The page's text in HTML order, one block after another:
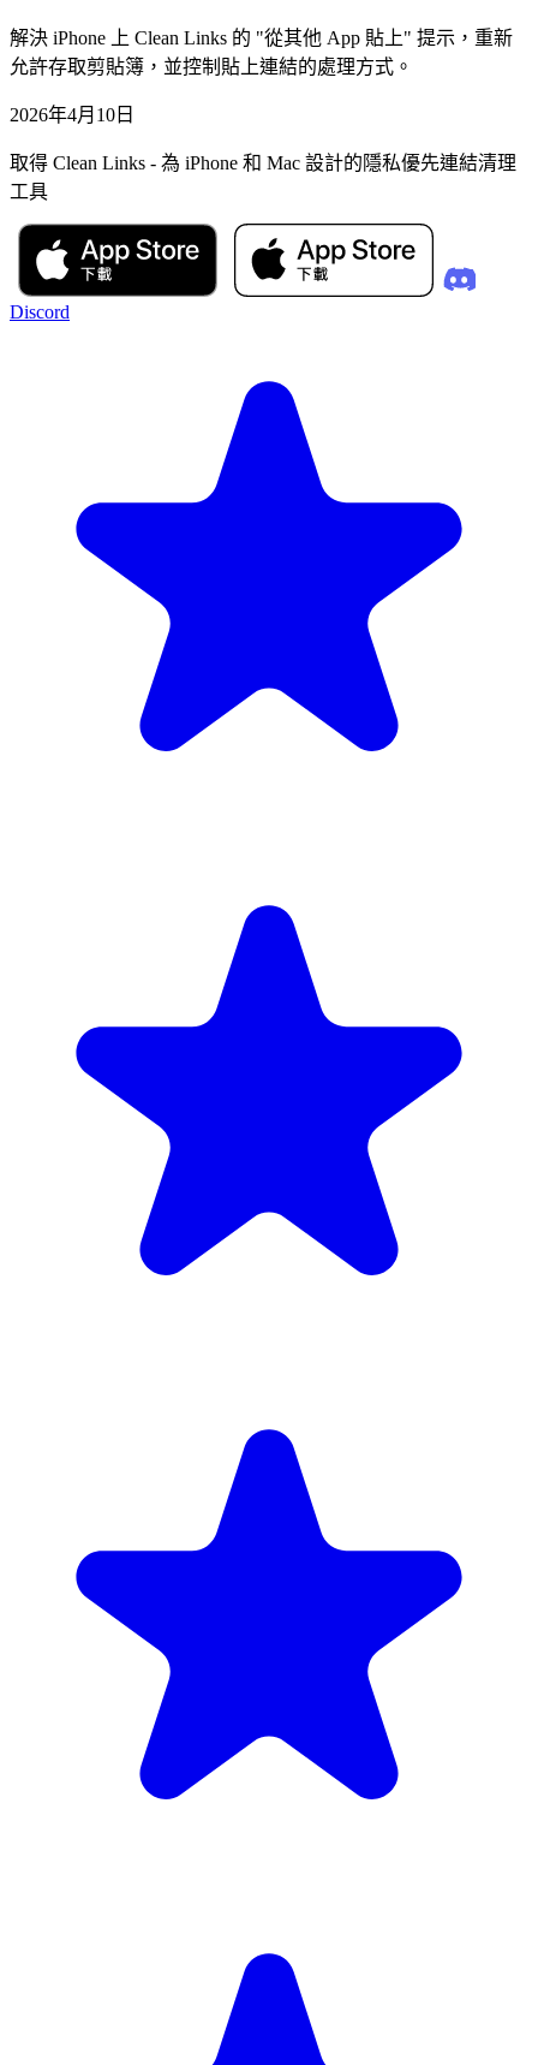
解決 iPhone 上 Clean Links 的 "從其他 App 貼上" 提示，重新
允許存取剪貼簿，並控制貼上連結的處理方式。
2026年4月10日
取得 Clean Links - 為 iPhone 和 Mac 設計的隱私優先連結清理
工具
Discord